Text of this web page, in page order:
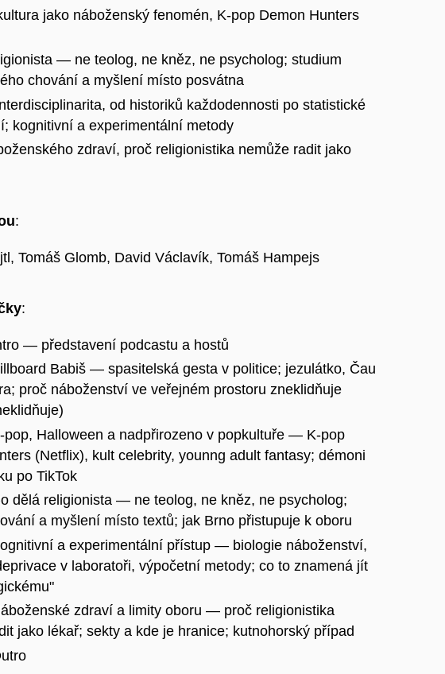
jako náboženský fenomén, K-pop Demon Hunters
— ne teolog, ne kněz, ne psycholog; studium
chování a myšlení místo posvátna
od historiků každodennosti po statistické
kognitivní a experimentální metody
zdraví, proč religionistika nemůže radit jako
:
Tomáš Glomb, David Václavík, Tomáš Hampejs
:
— představení podcastu a hostů
Babiš — spasitelská gesta v politice; jezulátko, Čau
proč náboženství ve veřejném prostoru zneklidňuje
pop, Halloween a nadpřirozeno v popkultuře — K-pop
(Netflix), kult celebrity, younng adult fantasy; démoni
po TikTok
dělá religionista — ne teolog, ne kněz, ne psycholog;
a myšlení místo textů; jak Brno přistupuje k oboru
a experimentální přístup — biologie náboženství,
v laboratoři, výpočetní metody; co to znamená jít
zdraví a limity oboru — proč religionistika
jako lékař; sekty a kde je hranice; kutnohorský případ